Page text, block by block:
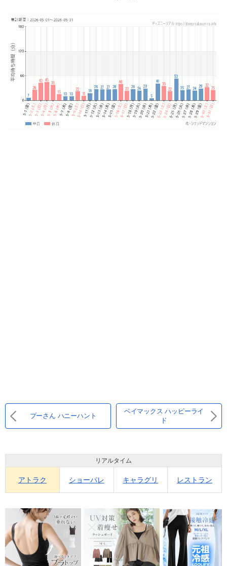
プーさん ハニーハント
ベイマックス ハッピーライ
ド
リアルタイム
アトラク ショーパレ キャラグリ レストラン